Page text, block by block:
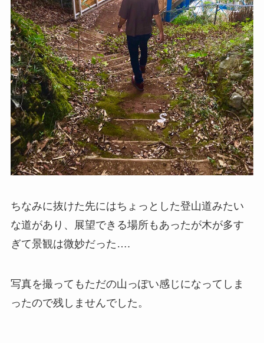
ちなみに抜けた先にはちょっとした登山道みたい
な道があり、展望できる場所もあったが木が多す
ぎて景観は微妙だった….
写真を撮ってもただの山っぽい感じになってしま
ったので残しませんでした。